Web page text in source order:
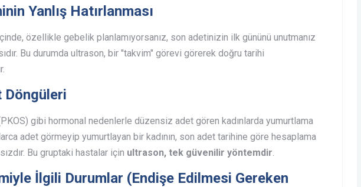
Yanlış Hatırlanması
özellikle gebelik planlamıyorsanız, son adetinizin ilk gününü unutmanız
Bu durumda ultrason, bir "takvim" görevi görerek doğru tarihi
Döngüleri
gibi hormonal nedenlerle düzensiz adet gören kadınlarda yumurtlama
adet görmeyip yumurtlayan bir kadının, son adet tarihine göre hesaplama
Bu gruptaki hastalar için ultrason, tek güvenilir yöntemdir.
İlgili Durumlar (Endişe Edilmesi Gereken